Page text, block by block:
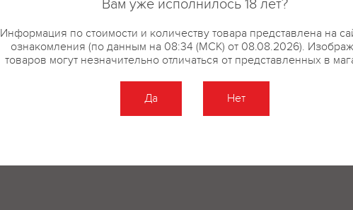
Вам уже исполнилось 18 лет?
Информация по стоимости и количеству товара представлена на
ознакомления (по данным на 08:34 (МСК) от 08.08.2026).
товаров могут незначительно отличаться от представленных в
Да Нет